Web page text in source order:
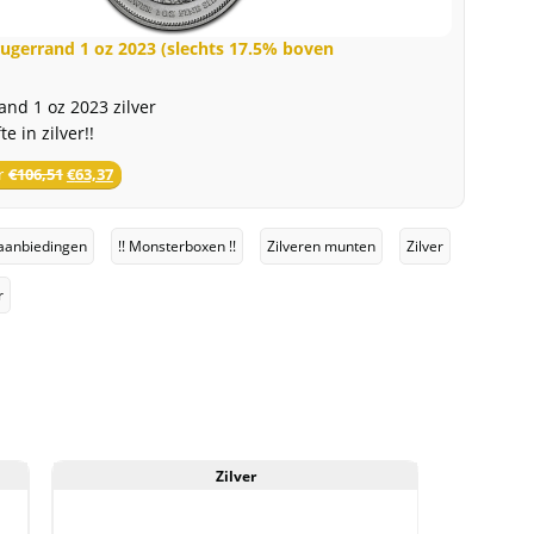
30%
boven
1 oz 2023 (slechts 17.5% boven
1 oz 2023 zilver
in zilver!!
€106,51€63,37
!! Monsterboxen !! Zilveren munten Zilver
Zilver